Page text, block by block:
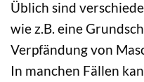
Üblich sind
wie z.B. eine
Verpfändung von
In manchen Fällen